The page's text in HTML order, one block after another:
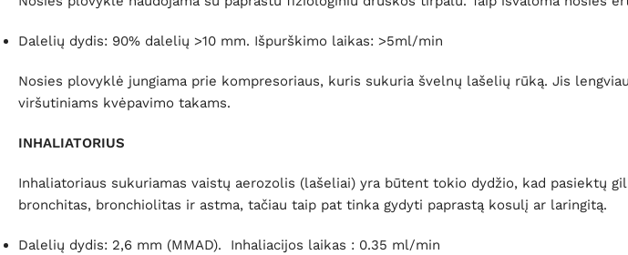
Dalelių dydis: 90% dalelių >10 mm. Išpurškimo laikas: >5ml/min
Nosies plovyklė jungiama prie kompresoriaus, kuris sukuria švelnų lašelių rūką. Jis
viršutiniams kvėpavimo takams.
INHALIATORIUS
Inhaliatoriaus sukuriamas vaistų aerozolis (lašeliai) yra būtent tokio dydžio, kad pasiektų
bronchitas, bronchiolitas ir astma, tačiau taip pat tinka gydyti paprastą kosulį ar laringitą.
Dalelių dydis: 2,6 mm (MMAD). Inhaliacijos laikas : 0.35 ml/min